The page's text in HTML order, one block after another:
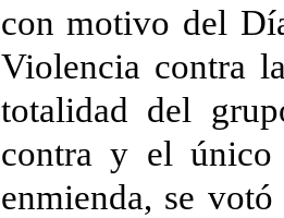
con motivo del
Violencia contra
totalidad del
contra y el
enmienda, se